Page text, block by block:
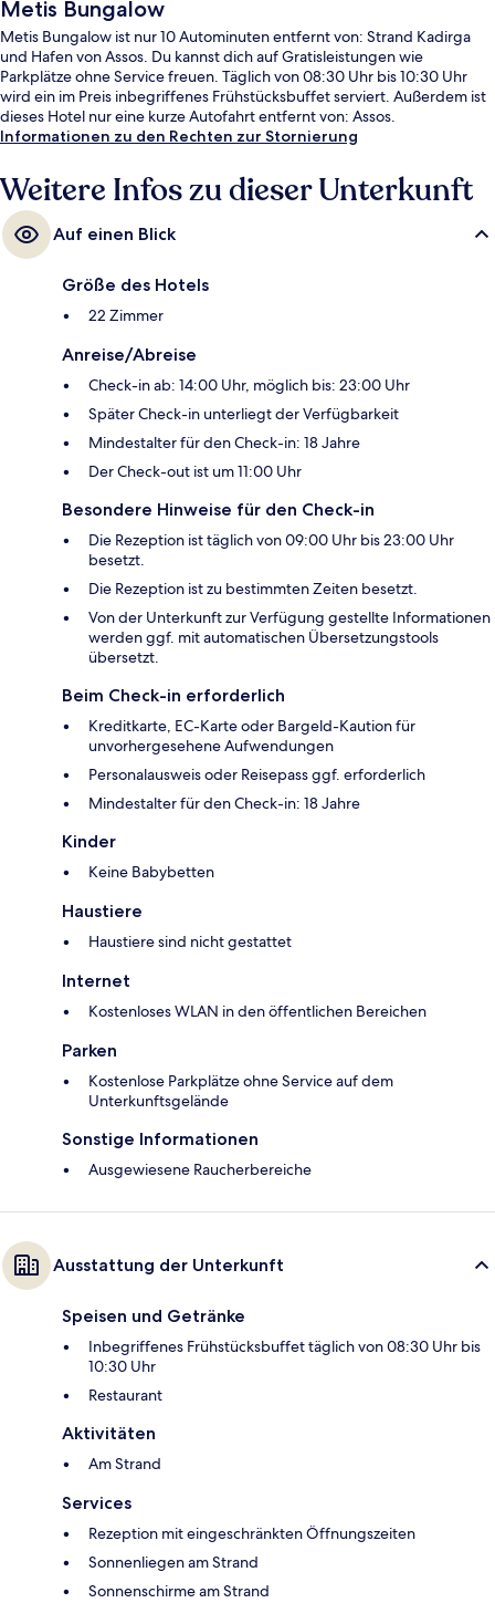
Metis Bungalow
Metis Bungalow ist nur 10 Autominuten entfernt von: Strand Kadirga
und Hafen von Assos. Du kannst dich auf Gratisleistungen wie
Parkplätze ohne Service freuen. Täglich von 08:30 Uhr bis 10:30 Uhr
wird ein im Preis inbegriffenes Frühstücksbuffet serviert. Außerdem ist
dieses Hotel nur eine kurze Autofahrt entfernt von: Assos.
Informationen zu den Rechten zur Stornierung
Weitere Infos zu dieser Unterkunft
Auf einen Blick
Größe des Hotels
22 Zimmer
Anreise/Abreise
Check-in ab: 14:00 Uhr, möglich bis: 23:00 Uhr
Später Check-in unterliegt der Verfügbarkeit
Mindestalter für den Check-in: 18 Jahre
Der Check-out ist um 11:00 Uhr
Besondere Hinweise für den Check-in
Die Rezeption ist täglich von 09:00 Uhr bis 23:00 Uhr
besetzt.
Die Rezeption ist zu bestimmten Zeiten besetzt.
Von der Unterkunft zur Verfügung gestellte Informationen
werden ggf. mit automatischen Übersetzungstools
übersetzt.
Beim Check-in erforderlich
Kreditkarte, EC-Karte oder Bargeld-Kaution für
unvorhergesehene Aufwendungen
Personalausweis oder Reisepass ggf. erforderlich
Mindestalter für den Check-in: 18 Jahre
Kinder
Keine Babybetten
Haustiere
Haustiere sind nicht gestattet
Internet
Kostenloses WLAN in den öffentlichen Bereichen
Parken
Kostenlose Parkplätze ohne Service auf dem
Unterkunftsgelände
Sonstige Informationen
Ausgewiesene Raucherbereiche
Ausstattung der Unterkunft
Speisen und Getränke
Inbegriffenes Frühstücksbuffet täglich von 08:30 Uhr bis
10:30 Uhr
Restaurant
Aktivitäten
Am Strand
Services
Rezeption mit eingeschränkten Öffnungszeiten
Sonnenliegen am Strand
Sonnenschirme am Strand